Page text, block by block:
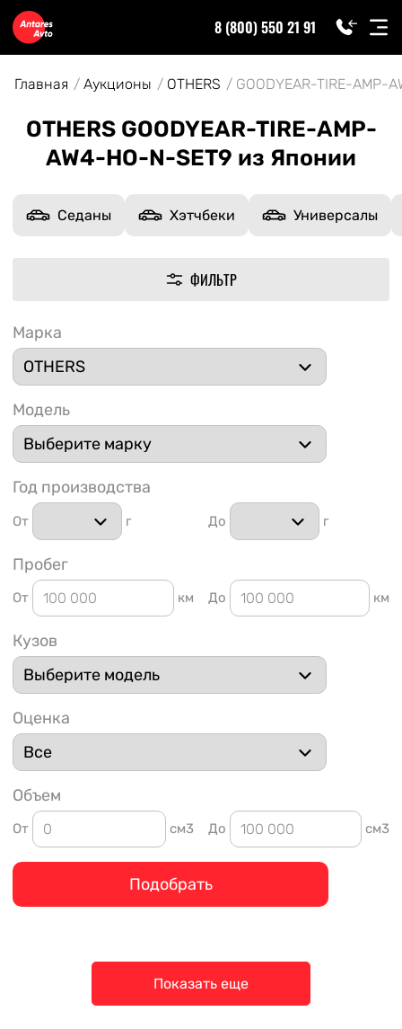
91
8 (800) 550 21 91
Главная Аукционы OTHERS GOODYEAR-TIRE-AMP-
OTHERS GOODYEAR-TIRE-AMP-
AW4-HO-N-SET9 из Японии
Седаны Хэтчбеки Универсалы
ФИЛЬТР
Марка
Модель
Год производства
От г До г
Пробег
От км До км
Кузов
Оценка
Объем
От см3 До см3
Подобрать
Показать еще